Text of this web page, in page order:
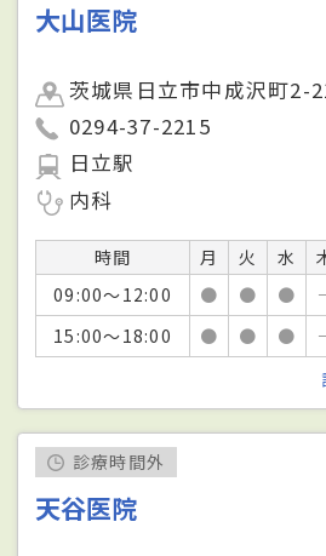
大山医院
茨城県日立市中成沢町2-
0294-37-2215
日立駅
内科
時間 月 火 水
09:00～12:00
● ● ●
15:00～18:00
● ● ●
診療時間外
天谷医院